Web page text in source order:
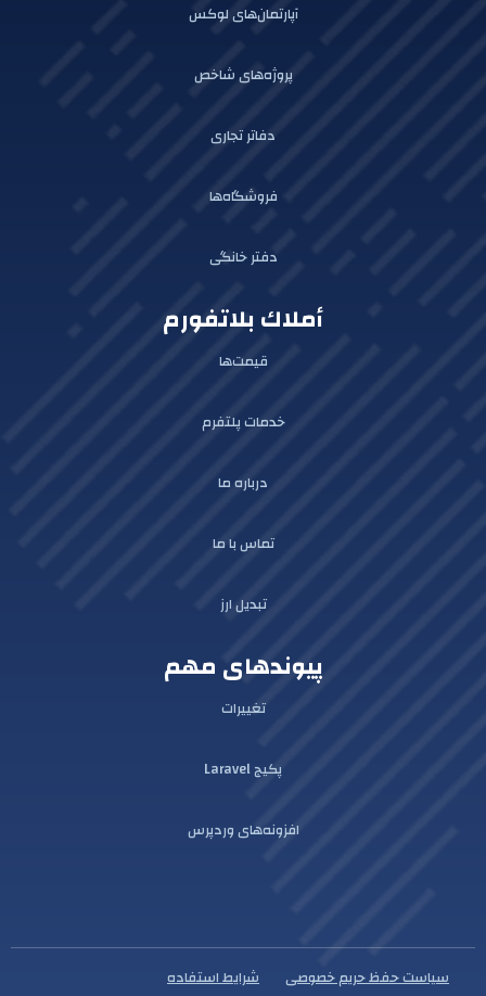
آپارتمان‌های لوکس
پروژه‌های شاخص
دفاتر تجاری
فروشگاه‌ها
دفتر خانگی
أملاك بلاتفورم
قیمت‌ها
خدمات پلتفرم
درباره ما
تماس با ما
تبدیل ارز
پیوندهای مهم
تغییرات
پکیج Laravel
افزونه‌های وردپرس
سیاست حفظ حریم خصوصی شرایط استفاده